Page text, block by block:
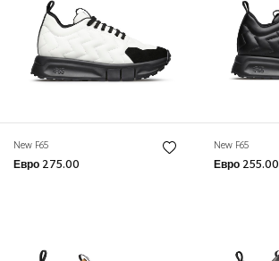
New F65
Евро 275.00
New F65
Евро 255.00